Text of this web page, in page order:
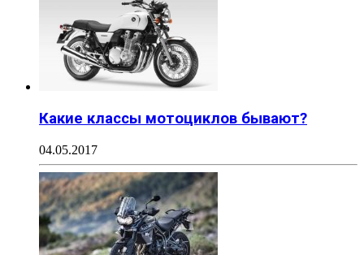
Какие классы мотоциклов бывают?
04.05.2017